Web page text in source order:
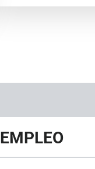
EMPLEO